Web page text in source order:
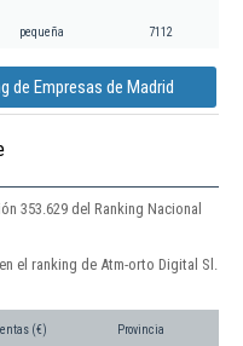
pequeña 7112
de Empresas de Madrid
353.629 del Ranking Nacional
el ranking de Atm-orto Digital Sl.
(€) Provincia